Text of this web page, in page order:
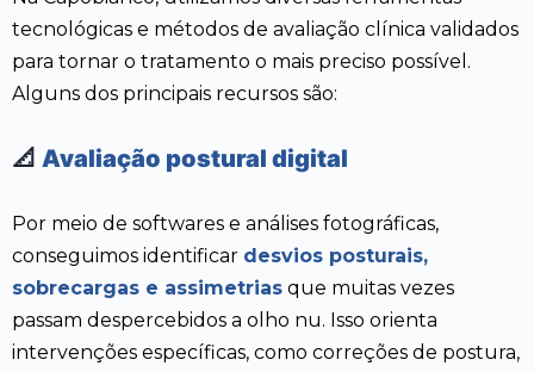
tecnológicas e métodos de avaliação clínica validados
para tornar o tratamento o mais preciso possível.
Alguns dos principais recursos são:
📐 Avaliação postural digital
Por meio de softwares e análises fotográficas,
conseguimos identificar desvios posturais,
sobrecargas e assimetrias que muitas vezes
passam despercebidos a olho nu. Isso orienta
intervenções específicas, como correções de postura,